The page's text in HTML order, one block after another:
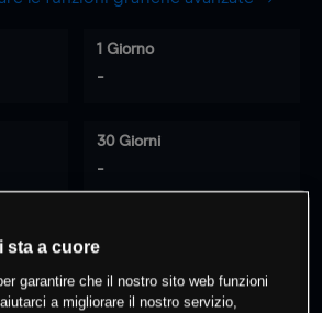
1 Giorno
-
30 Giorni
-
hanno posizioni
sta a cuore
garantire che il nostro sito web funzioni
a migliorare il nostro servizio,